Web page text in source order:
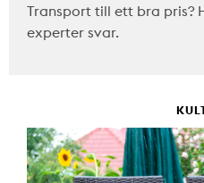
Transport till ett bra pris?
experter svar.